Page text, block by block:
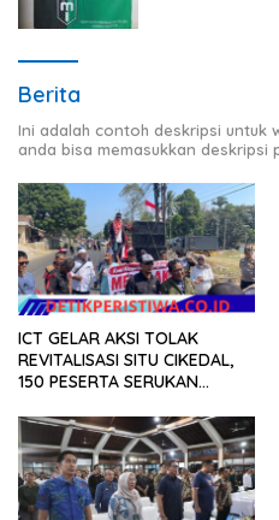
Berita
Ini adalah contoh deskripsi untuk
anda bisa memasukkan deskripsi
ICT GELAR AKSI TOLAK
REVITALISASI SITU CIKEDAL,
150 PESERTA SERUKAN